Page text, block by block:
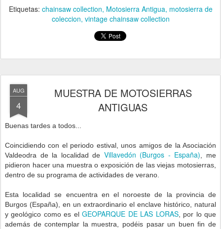
Etiquetas: chainsaw collection Motosierra Antigua motosierra de
coleccion vintage chainsaw collection
AUG
4
MUESTRA DE MOTOSIERRAS
ANTIGUAS
Buenas tardes a todos...
Coincidiendo con el periodo estival, unos amigos de la Asociación
Valdeodra de la localidad de Villavedón (Burgos - España), me
pidieron hacer una muestra o exposición de las viejas motosierras,
dentro de su programa de actividades de verano.
Esta localidad se encuentra en el noroeste de la provincia de
Burgos (España), en un extraordinario el enclave histórico, natural
y geológico como es elGEOPARQUE DE LAS LORAS, por lo que
además de contemplar la muestra, podéis pasar un buen fin de